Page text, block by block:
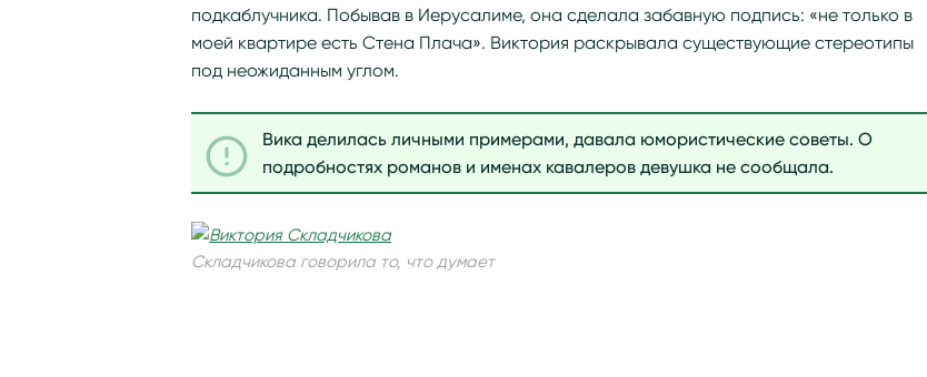
подкаблучника. Побывав в Иерусалиме, она сделала забавную подпись: «не только в
моей квартире есть Стена Плача». Виктория раскрывала существующие стереотипы
под неожиданным углом.
Вика делилась личными примерами, давала юмористические советы. О
подробностях романов и именах кавалеров девушка не сообщала.
Складчикова говорила то, что думает